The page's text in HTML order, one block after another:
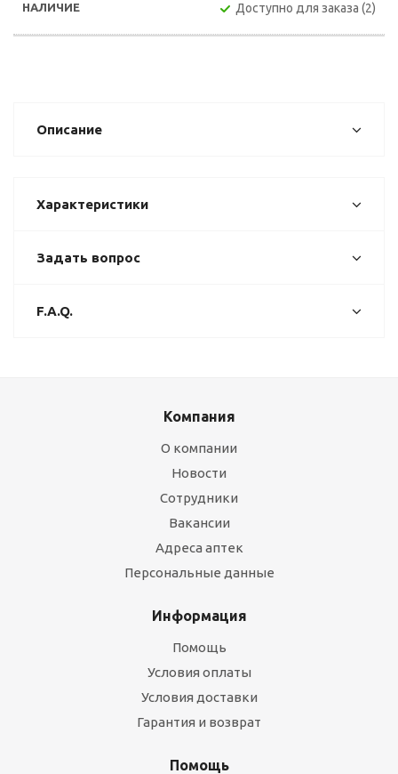
Доступно для заказа (2)
Описание
Характеристики
Задать вопрос
F.A.Q.
Компания
О компании
Новости
Сотрудники
Вакансии
Адреса аптек
Персональные данные
Информация
Помощь
Условия оплаты
Условия доставки
Гарантия и возврат
Помощь